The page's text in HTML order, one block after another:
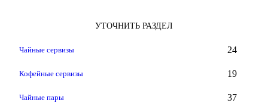
УТОЧНИТЬ РАЗДЕЛ
Чайные сервизы 24
Кофейные сервизы 19
Чайные пары 37